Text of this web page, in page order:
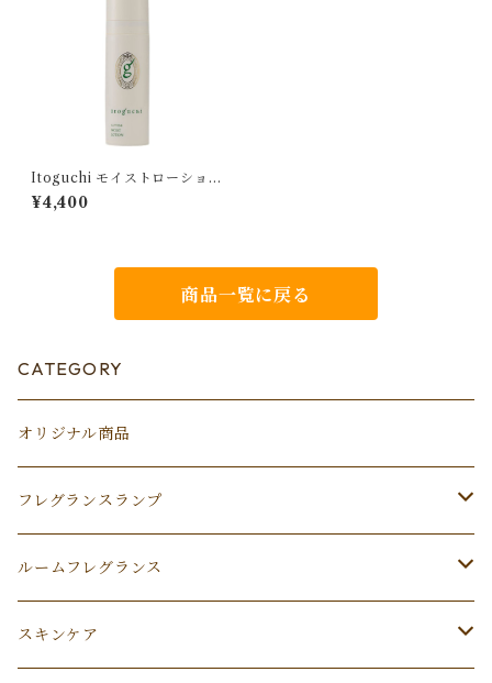
Itoguchi モイストローション
（化粧水）
¥4,400
商品一覧に戻る
CATEGORY
オリジナル商品
フレグランスランプ
ランプ
L
アシュレイ＆バーウッドオイル
ルームフレグランス
ディフューザー
スキンケア